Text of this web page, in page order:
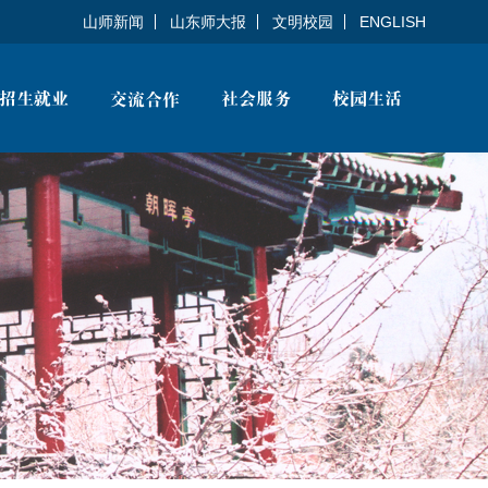
山师新闻 山东师大报 文明校园 ENGLISH